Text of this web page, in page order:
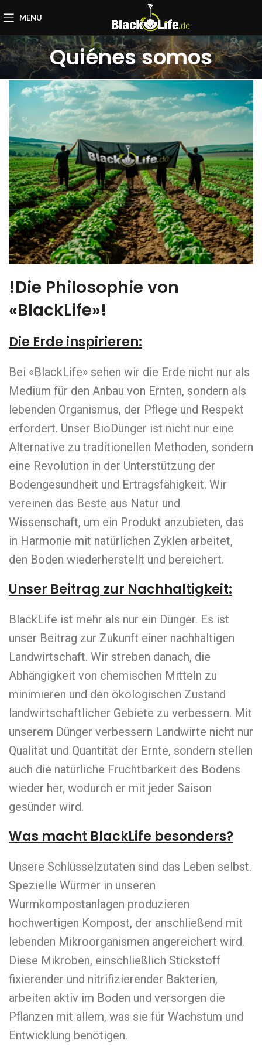
MENU
Quiénes somos
!Die Philosophie von
«BlackLife»!
Die Erde inspirieren:
Bei «BlackLife» sehen wir die Erde nicht nur als
Medium für den Anbau von Ernten, sondern als
lebenden Organismus, der Pflege und Respekt
erfordert. Unser BioDünger ist nicht nur eine
Alternative zu traditionellen Methoden, sondern
eine Revolution in der Unterstützung der
Bodengesundheit und Ertragsfähigkeit. Wir
vereinen das Beste aus Natur und
Wissenschaft, um ein Produkt anzubieten, das
in Harmonie mit natürlichen Zyklen arbeitet,
den Boden wiederherstellt und bereichert.
Unser Beitrag zur Nachhaltigkeit:
BlackLife ist mehr als nur ein Dünger. Es ist
unser Beitrag zur Zukunft einer nachhaltigen
Landwirtschaft. Wir streben danach, die
Abhängigkeit von chemischen Mitteln zu
minimieren und den ökologischen Zustand
landwirtschaftlicher Gebiete zu verbessern. Mit
unserem Dünger verbessern Landwirte nicht nur
Qualität und Quantität der Ernte, sondern stellen
auch die natürliche Fruchtbarkeit des Bodens
wieder her, wodurch er mit jeder Saison
gesünder wird.
Was macht BlackLife besonders?
Unsere Schlüsselzutaten sind das Leben selbst.
Spezielle Würmer in unseren
Wurmkompostanlagen produzieren
hochwertigen Kompost, der anschließend mit
lebenden Mikroorganismen angereichert wird.
Diese Mikroben, einschließlich Stickstoff
fixierender und nitrifizierender Bakterien,
arbeiten aktiv im Boden und versorgen die
Pflanzen mit allem, was sie für Wachstum und
Entwicklung benötigen.